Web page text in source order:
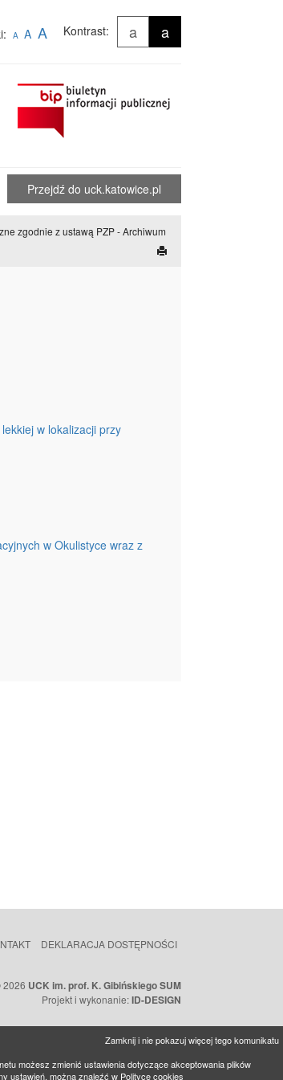
a
a
Kontrast:
A A A
Przejdź do uck.katowice.pl
zgodnie z ustawą PZP - Archiwum
w lokalizacji przy
w Okulistyce wraz z
DEKLARACJA DOSTĘPNOŚCI
2026 UCK im. prof. K. Gibińskiego SUM
Projekt i wykonanie:ID-DESIGN
Zamknij i nie pokazuj więcej tego komunikatu
możesz zmienić ustawienia dotyczące akceptowania plików
ustawień, można znaleźć w Polityce cookies